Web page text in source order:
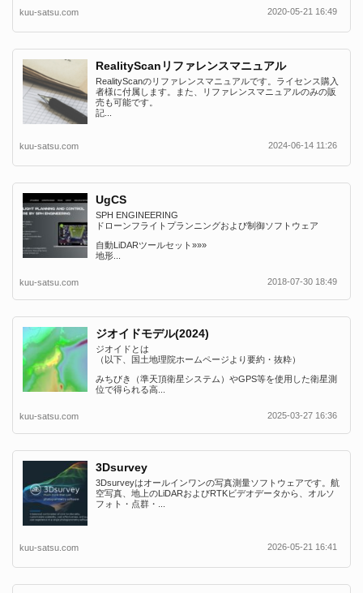
kuu-satsu.com 2020-05-21 16:49
RealityScanリファレンスマニュアル
RealityScanのリファレンスマニュアルです。ライセンス購入
者様に付属します。また、リファレンスマニュアルのみの販
売も可能です。
記...
kuu-satsu.com 2024-06-14 11:26
UgCS
SPH ENGINEERING
ドローンフライトプランニングおよび制御ソフトウェア
自動LiDARツールセット»»»
地形...
kuu-satsu.com 2018-07-30 18:49
ジオイドモデル(2024)
ジオイドとは
（以下、国土地理院ホームページより要約・抜粋）
みちびき（準天頂衛星システム）やGPS等を使用した衛星測
位で得られる高...
kuu-satsu.com 2025-03-27 16:36
3Dsurvey
3Dsurveyはオールインワンの写真測量ソフトウェアです。航
空写真、地上のLiDARおよびRTKビデオデータから、オルソ
フォト・点群・...
kuu-satsu.com 2026-05-21 16:41